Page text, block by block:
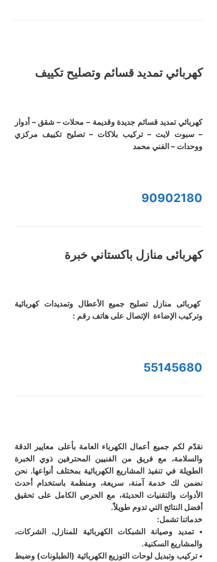
كهربائي تمديد قسائم وتصليح تكييف
كهربائي تمديد قسائم جديدة وقديمة – محلات – شقق – أدوار
– سبوت لايت – تركيب بلاكات – تصليح تكييف مركزي
ووحدات – الفني محمد
90902180
كهربائى منازل باكستاني خبرة
كهربائى منازل تصليح جميع الأعطال وتمديدات كهربائية
وتركيب الإضاءة الإتصال على هاتف رقم :
55145680
نقدّم لكم جميع أعمال الكهرباء العامة بأعلى معايير الدقة
والسلامة، مع فريق من الفنيين المحترفين ذوي الخبرة
الطويلة في تنفيذ المشاريع الكهربائية بمختلف أنواعها. نحن
نضمن لك خدمة آمنة، سريعة، ومنظمة باستخدام أحدث
الأدوات والتقنيات الحديثة، مع الحرص الكامل على تحقيق
أفضل النتائج التي تدوم طويلاً.
خدماتنا تشمل:
• تمديد وصيانة الشبكات الكهربائية للمنازل، الشركات،
والمشاريع السكنية.
• تركيب وتبديل لوحات التوزيع الكهربائية (الطبلونات) وضبط